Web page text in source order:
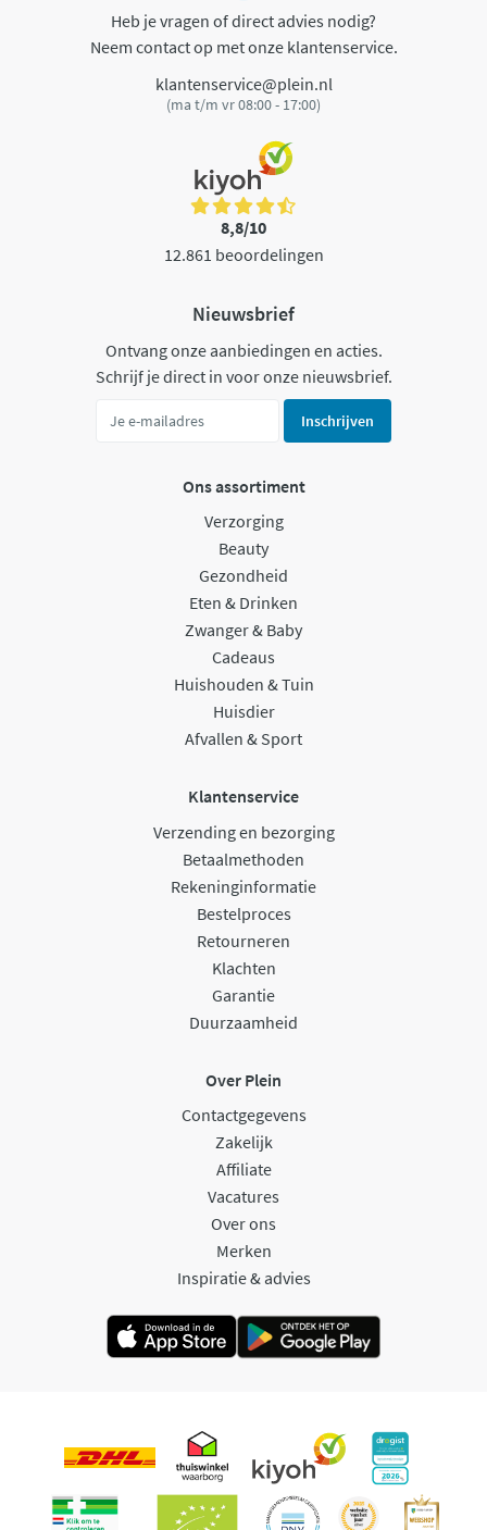
Heb je vragen of direct advies nodig?
Neem contact op met onze klantenservice.
klantenservice@plein.nl
(ma t/m vr 08:00 - 17:00)
8,8/10
12.861 beoordelingen
Nieuwsbrief
Ontvang onze aanbiedingen en acties.
Schrijf je direct in voor onze nieuwsbrief.
Inschrijven
Ons assortiment
Verzorging
Beauty
Gezondheid
Eten & Drinken
Zwanger & Baby
Cadeaus
Huishouden & Tuin
Huisdier
Afvallen & Sport
Klantenservice
Verzending en bezorging
Betaalmethoden
Rekeninginformatie
Bestelproces
Retourneren
Klachten
Garantie
Duurzaamheid
Over Plein
Contactgegevens
Zakelijk
Affiliate
Vacatures
Over ons
Merken
Inspiratie & advies